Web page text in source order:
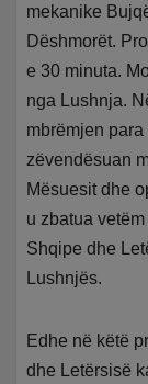
mekanike
Dëshmorët.
e 30 minuta.
nga Lushnja.
mbrëmjen
zëvendësuan
Mësuesit dhe
u zbatua
Shqipe dhe
Lushnjës.
Edhe në këtë
dhe Letërsisë